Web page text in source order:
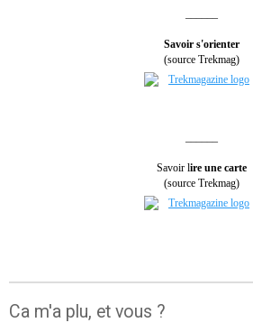
Savoir s'orienter
(source Trekmag)
Savoir lire une carte
(source Trekmag)
Ca m'a plu, et vous ?